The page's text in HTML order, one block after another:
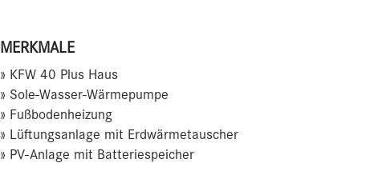
MERKMALE
» KFW 40 Plus Haus
» Sole-Wasser-Wärmepumpe
» Fußbodenheizung
» Lüftungsanlage mit Erdwärmetauscher
» PV-Anlage mit Batteriespeicher